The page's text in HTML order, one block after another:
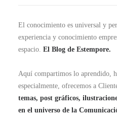
El conocimiento es universal y
experiencia y conocimiento
espacio. El Blog de Estempore.
Aquí compartimos lo aprendido,
especialmente, ofrecemos a
temas, post gráficos,
en el universo de la